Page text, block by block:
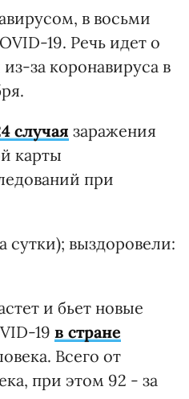
в восьми
19. Речь идет о
за коронавируса в
случая заражения
карты
при
сутки); выздоровели:
и бьет новые
19 в стране
Всего от
при этом 92 - за